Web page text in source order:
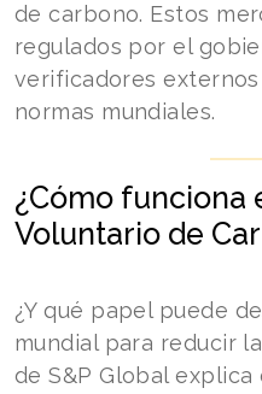
de carbono. Estos
regulados por el
verificadores
normas mundiales.
¿Cómo funciona
Voluntario de
¿Y qué papel puede
mundial para reducir
de S&P Global